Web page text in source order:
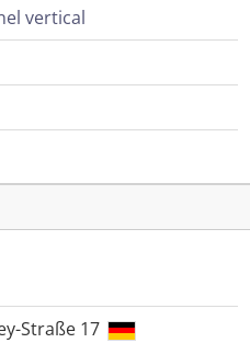
vertical
Straße 17